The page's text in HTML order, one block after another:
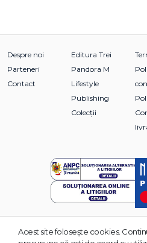
Despre noi
Parteneri
Contact
Editura Trei
Pandora M
Lifestyle
Publishing
Colecții
© 2026 Grupul Editorial TREI.
Acest site foloseşte cookies.